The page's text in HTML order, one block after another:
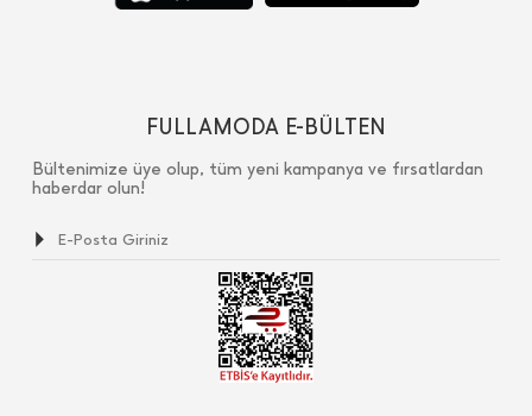
FULLAMODA E-BÜLTEN
Bültenimize üye olup, tüm yeni kampanya ve fırsatlardan
haberdar olun!